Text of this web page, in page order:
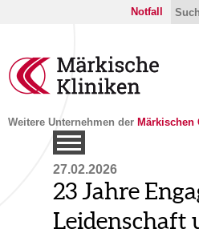
Notfall
Weitere Unternehmen der Märkischen
27.02.2026
23 Jahre
Leidenschaft